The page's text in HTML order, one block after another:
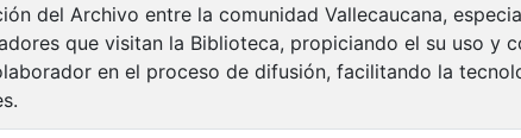
del Archivo entre la comunidad Vallecaucana,
que visitan la Biblioteca, propiciando el su uso y
en el proceso de difusión, facilitando la